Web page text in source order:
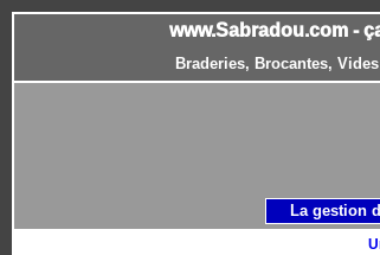
www.Sabradou.com -
Braderies, Brocantes,
La gestion